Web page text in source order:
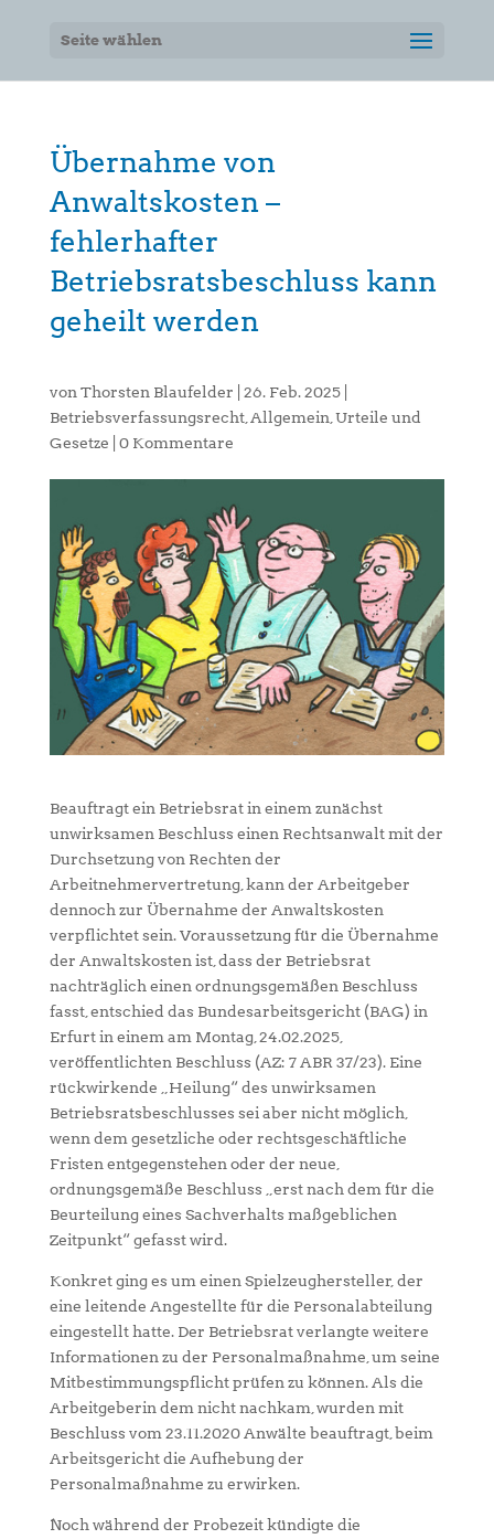
Seite wählen
Übernahme von
Anwaltskosten –
fehlerhafter
Betriebsratsbeschluss kann
geheilt werden
von Thorsten Blaufelder 26. Feb. 2025|
Betriebsverfassungsrecht, Allgemein Urteile und
Gesetze
0 Kommentare
Beauftragt ein Betriebsrat in einem zunächst
unwirksamen Beschluss einen Rechtsanwalt mit der
Durchsetzung von Rechten der
Arbeitnehmervertretung, kann der Arbeitgeber
dennoch zur Übernahme der Anwaltskosten
verpflichtet sein. Voraussetzung für die Übernahme
der Anwaltskosten ist, dass der Betriebsrat
nachträglich einen ordnungsgemäßen Beschluss
fasst, entschied das Bundesarbeitsgericht (BAG) in
Erfurt in einem am Montag, 24.02.2025,
veröffentlichten Beschluss (AZ: 7 ABR 37/23). Eine
rückwirkende „Heilung“ des unwirksamen
Betriebsratsbeschlusses sei aber nicht möglich,
wenn dem gesetzliche oder rechtsgeschäftliche
Fristen entgegenstehen oder der neue,
ordnungsgemäße Beschluss „erst nach dem für die
Beurteilung eines Sachverhalts maßgeblichen
Zeitpunkt“ gefasst wird.
Konkret ging es um einen Spielzeughersteller, der
eine leitende Angestellte für die Personalabteilung
eingestellt hatte. Der Betriebsrat verlangte weitere
Informationen zu der Personalmaßnahme, um seine
Mitbestimmungspflicht prüfen zu können. Als die
Arbeitgeberin dem nicht nachkam, wurden mit
Beschluss vom 23.11.2020 Anwälte beauftragt, beim
Arbeitsgericht die Aufhebung der
Personalmaßnahme zu erwirken.
Noch während der Probezeit kündigte die